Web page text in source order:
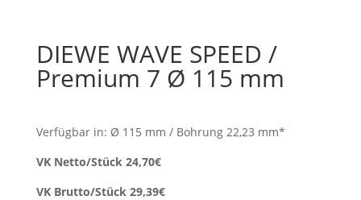
DIEWE WAVE SPEED /
Premium 7 Ø 115 mm
Verfügbar in: Ø 115 mm / Bohrung 22,23 mm*
VK Netto/Stück 24,70€
VK Brutto/Stück 29,39€